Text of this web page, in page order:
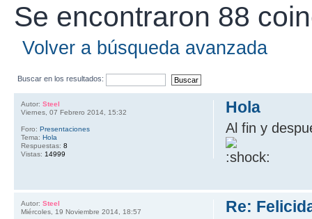
Se encontraron 88
Volver a búsqueda avanzada
Buscar en los resultados:
Hola
Al fin y
Autor: Steel
Viernes, 07 Febrero 2014, 15:32
Foro: Presentaciones
Tema: Hola
Respuestas: 8
Vistas: 14999
Re:
Autor: Steel
Miércoles, 19 Noviembre 2014, 18:57